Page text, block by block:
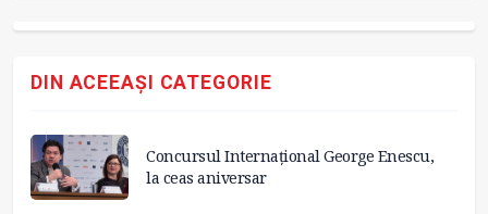
DIN ACEEAȘI CATEGORIE
Concursul Internațional George Enescu,
la ceas aniversar